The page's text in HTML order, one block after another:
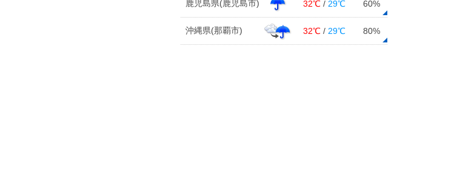
雨雲発達
鹿児島県(鹿児島市) 32℃ / 29℃ 60%
沖縄県(那覇市) 32℃ / 29℃ 80%